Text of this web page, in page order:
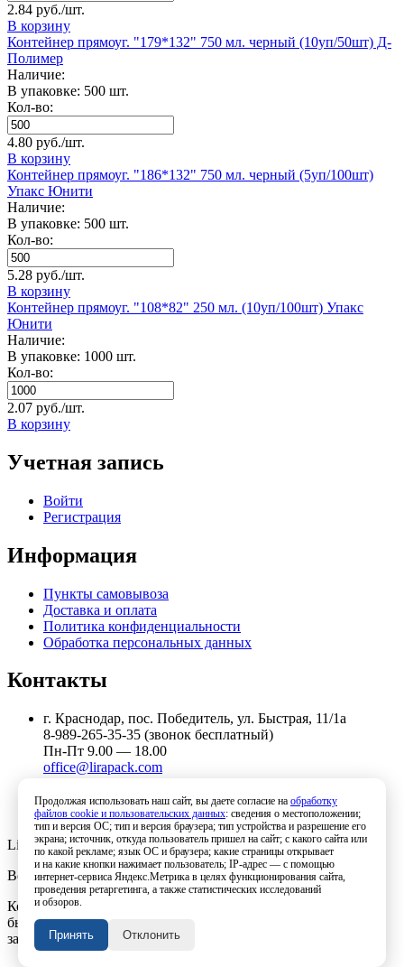
2.84 руб./шт.
В корзину
Контейнер прямоуг. "179*132" 750 мл. черный (10уп/50шт) Д-
Полимер
Наличие:
В упаковке: 500 шт.
Кол-во:
4.80 руб./шт.
В корзину
Контейнер прямоуг. "186*132" 750 мл. черный (5уп/100шт)
Упакс Юнити
Наличие:
В упаковке: 500 шт.
Кол-во:
5.28 руб./шт.
В корзину
Контейнер прямоуг. "108*82" 250 мл. (10уп/100шт) Упакс
Юнити
Наличие:
В упаковке: 1000 шт.
Кол-во:
2.07 руб./шт.
В корзину
Учетная запись
Войти
Регистрация
Информация
Пункты самовывоза
Доставка и оплата
Политика конфиденциальности
Обработка персональных данных
Контакты
г. Краснодар, пос. Победитель, ул. Быстрая, 11/1а
8-989-265-35-35 (звонок бесплатный)
Пн-Пт 9.00 — 18.00
office@lirapack.com
Lirapack ©2026 Все права защищены.
Все торговые марки принадлежат их владельцам
Копирование составляющих частей сайта в какой бы то ни
было форме без разрешения владельца авторских прав
запрещено
Продолжая использовать наш сайт, вы даете согласие на обработку
файлов cookie и пользовательских данных: сведения о местоположении;
тип и версия ОС; тип и версия браузера; тип устройства и разрешение его
экрана; источник, откуда пользователь пришел на сайт; с какого сайта или
по какой рекламе; язык ОС и браузера; какие страницы открывает
и на какие кнопки нажимает пользователь; IP-адрес — с помощью
интернет-сервиса Яндекс.Метрика в целях функционирования сайта,
проведения ретаргетинга, а также статистических исследований
и обзоров.
Принять Отклонить